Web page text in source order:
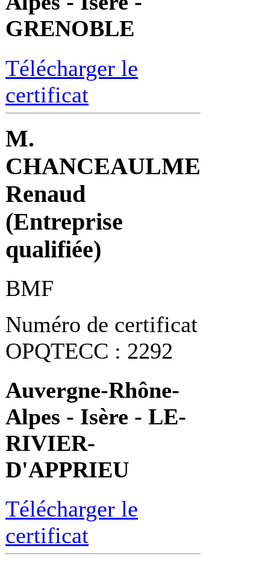
GRENOBLE
Télécharger le
certificat
M.
CHANCEAULME
Renaud
(Entreprise
qualifiée)
BMF
Numéro de certificat
OPQTECC : 2292
Auvergne-Rhône-
Alpes - Isère - LE-
RIVIER-
D'APPRIEU
Télécharger le
certificat